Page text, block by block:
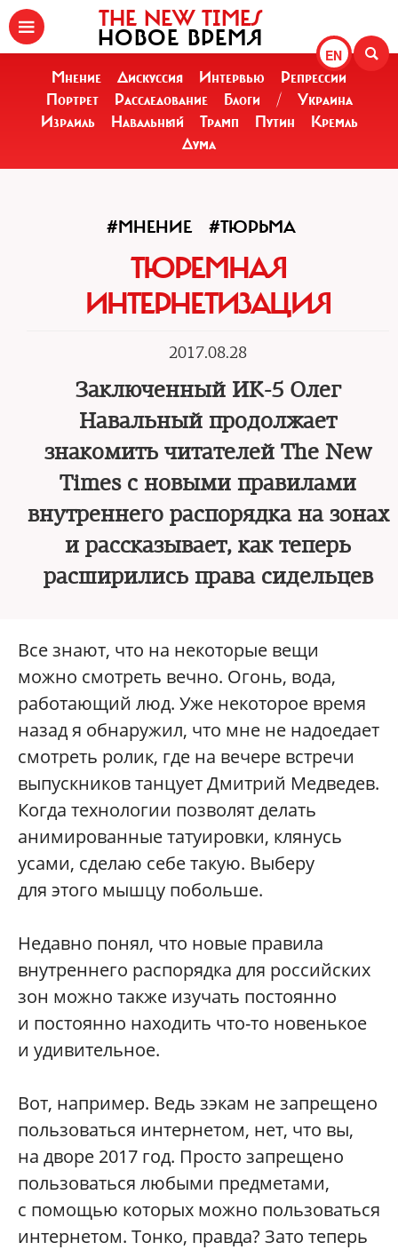
EN
THE NEW TIMES
НОВОЕ ВРЕМЯ
Мнение Дискуссия Интервью
Репрессии
Портрет
Расследование Блоги /
Украина
Израиль
Навальный Трамп Путин
Кремль
Дума
#МНЕНИЕ #ТЮРЬМА
ТЮРЕМНАЯ
ИНТЕРНЕТИЗАЦИЯ
2017.08.28
Заключенный ИК-5 Олег
Навальный продолжает
знакомить читателей The New
Times с новыми правилами
внутреннего распорядка на зонах
и рассказывает, как теперь
расширились права сидельцев
Все знают, что на некоторые вещи
можно смотреть вечно. Огонь, вода,
работающий люд. Уже некоторое время
назад я обнаружил, что мне не надоедает
смотреть ролик, где на вечере встречи
выпускников танцует Дмитрий Медведев.
Когда технологии позволят делать
анимированные татуировки, клянусь
усами, сделаю себе такую. Выберу
для этого мышцу побольше.
Недавно понял, что новые правила
внутреннего распорядка для российских
зон можно также изучать постоянно
и постоянно находить что-то новенькое
и удивительное.
Вот, например. Ведь зэкам не запрещено
пользоваться интернетом, нет, что вы,
на дворе 2017 год. Просто запрещено
пользоваться любыми предметами,
с помощью которых можно пользоваться
интернетом. Тонко, правда? Зато теперь